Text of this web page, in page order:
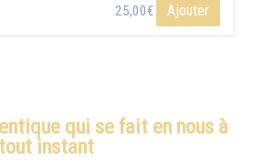
25,00€ Ajouter
qui se fait en nous à
tout instant